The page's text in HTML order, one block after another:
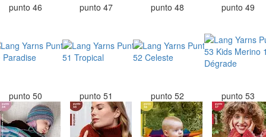
punto 46 punto 47 punto 48 punto 49
punto 50 punto 51 punto 52 punto 53